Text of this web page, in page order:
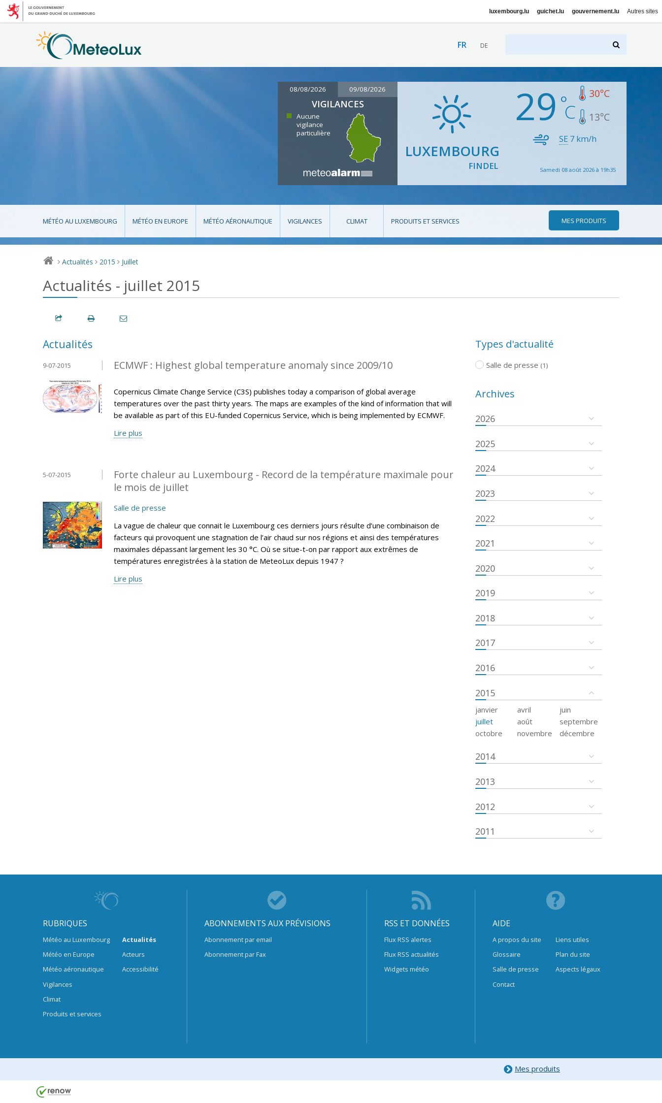
luxembourg.lu guichet.lu gouvernement.lu Autres sites
FR DE
08/08/2026 09/08/2026
VIGILANCES
Aucune
vigilance
particulière
LUXEMBOURG
FINDEL
29 30°C
13°C
SE7 km/h
Samedi 08 août 2026 à 19h35
MÉTÉO AU LUXEMBOURG MÉTÉO EN EUROPE MÉTÉO AÉRONAUTIQUE VIGILANCES CLIMAT PRODUITS ET SERVICES MES PRODUITS
> Actualités > 2015 > Juillet
Actualités - juillet 2015
Actualités
ECMWF : Highest global temperature anomaly since 2009/10
9-07-2015
Copernicus Climate Change Service (C3S) publishes today a comparison of global average
temperatures over the past thirty years. The maps are examples of the kind of information that will
be available as part of this EU-funded Copernicus Service, which is being implemented by ECMWF.
Lire plus
Forte chaleur au Luxembourg - Record de la température maximale pour
le mois de juillet
5-07-2015
Salle de presse
La vague de chaleur que connait le Luxembourg ces derniers jours résulte d’une combinaison de
facteurs qui provoquent une stagnation de l’air chaud sur nos régions et ainsi des températures
maximales dépassant largement les 30 °C. Où se situe-t-on par rapport aux extrêmes de
températures enregistrées à la station de MeteoLux depuis 1947 ?
Lire plus
Types d'actualité
Salle de presse (1)
Archives
2026
2025
2024
2023
2022
2021
2020
2019
2018
2017
2016
2015
janvier avril
juin
juillet
août
septembre
octobre
novembre décembre
2014
2013
2012
2011
RUBRIQUES
Météo au Luxembourg
Météo en Europe
Météo aéronautique
Vigilances
Climat
Produits et services
Actualités
Acteurs
Accessibilité
ABONNEMENTS AUX PRÉVISIONS
Abonnement par email
Abonnement par Fax
RSS ET DONNÉES
Flux RSS alertes
Flux RSS actualités
Widgets météo
AIDE
A propos du site
Glossaire
Salle de presse
Contact
Liens utiles
Plan du site
Aspects légaux
Mes produits